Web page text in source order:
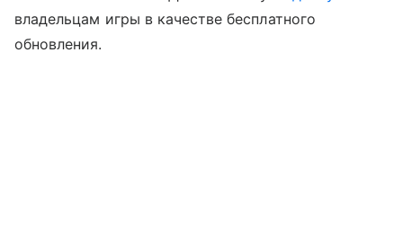
владельцам игры в качестве бесплатного
обновления.